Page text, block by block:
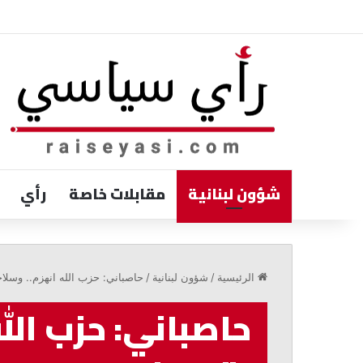
شؤون لبنانية مقابلات خاصة رأي
الرئيسية / شؤون لبنانية / حاصباني: حزب الله انهزم..
حاصباني: حزب
مبرر
لإبطاء
تنفيذ
القرار